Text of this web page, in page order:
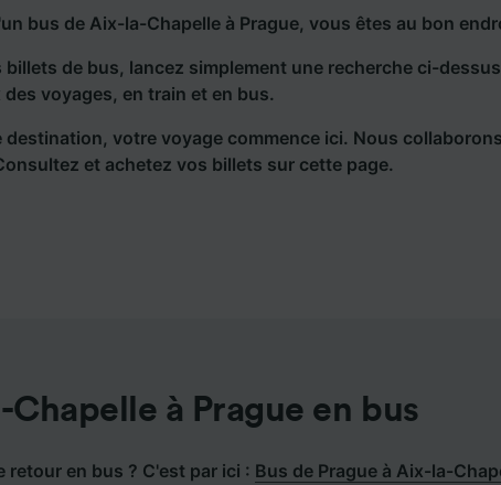
bus de Aix-la-Chapelle à Prague, vous êtes au bon
billets de bus, lancez simplement une recherche ci-
voyages, en train et en bus.
destination, votre voyage commence ici. Nous
et achetez vos billets sur cette page.
Chapelle à Prague en bus
retour en bus ? C'est par ici : Bus de Prague à Aix-la-